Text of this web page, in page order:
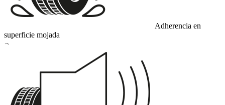
Adherencia en
superficie mojada
B